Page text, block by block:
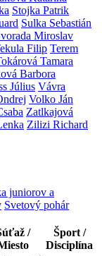
Stojka Patrik
Sulka Sebastián
Miroslav
Filip Terem
Tamara
Barbora
Július Vávra
Volko Ján
Zatlkajová
Zilizi Richard
juniorov a
Svetový pohár
/
Šport /
Disciplína